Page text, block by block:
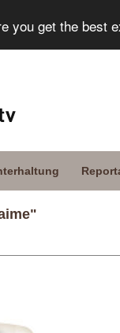
you get the best